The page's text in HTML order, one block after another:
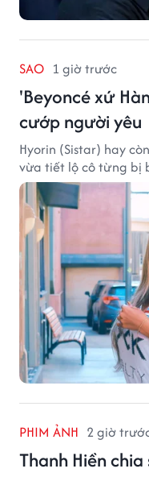
SAO 1 giờ trước
'Beyoncé xứ
cướp người yêu
Hyorin (Sistar) hay
vừa tiết lộ cô từng bị
PHIM ẢNH 2 giờ
Thanh Hiền